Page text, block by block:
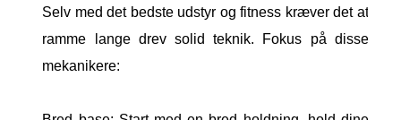
Selv med det bedste udstyr og fitness kræver det at
ramme lange drev solid teknik. Fokus på disse
mekanikere: